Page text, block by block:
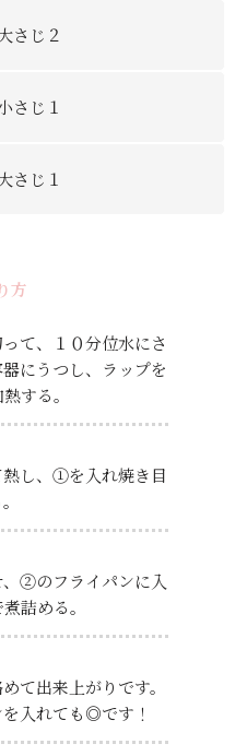
さじ２
さじ１
さじ１
方
て、１０分位水にさ
にうつし、ラップを
する。
し、①を入れ焼き目
②のフライパンに入
詰める。
て出来上がりです。
入れても◎です！